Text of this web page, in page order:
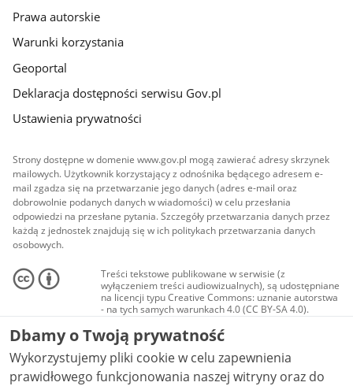
Prawa autorskie
Warunki korzystania
Geoportal
Deklaracja dostępności serwisu Gov.pl
Ustawienia prywatności
Strony dostępne w domenie www.gov.pl mogą zawierać adresy skrzynek
mailowych. Użytkownik korzystający z odnośnika będącego adresem e-
mail zgadza się na przetwarzanie jego danych (adres e-mail oraz
dobrowolnie podanych danych w wiadomości) w celu przesłania
odpowiedzi na przesłane pytania. Szczegóły przetwarzania danych przez
każdą z jednostek znajdują się w ich politykach przetwarzania danych
osobowych.
Treści tekstowe publikowane w serwisie (z
wyłączeniem treści audiowizualnych), są udostępniane
na licencji typu Creative Commons: uznanie autorstwa
- na tych samych warunkach 4.0 (CC BY-SA 4.0).
Materiały audiowizualne, w tym zdjęcia, materiały
audio i wideo, są udostępniane na licencji typu
Creative Commons: uznanie autorstwa użycie
niekomercyjne - bez utworów zależnych 4.0 (CC BY-
NC-ND 4.0), o ile nie jest to stwierdzone inaczej.
Dbamy o Twoją prywatność
Wykorzystujemy pliki cookie w celu zapewnienia
prawidłowego funkcjonowania naszej witryny oraz do